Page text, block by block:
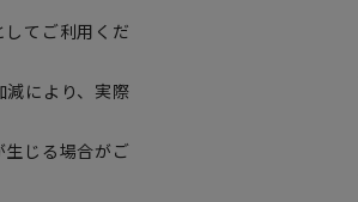
てご利用くだ
により、実際
じる場合がご